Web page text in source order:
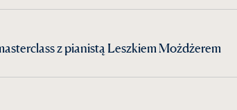
z pianistą Leszkiem Możdżerem